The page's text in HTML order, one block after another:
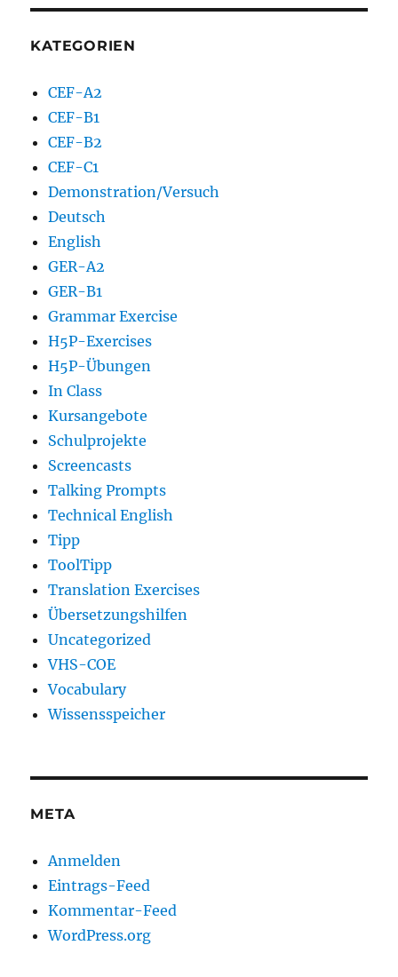
KATEGORIEN
CEF-A2
CEF-B1
CEF-B2
CEF-C1
Demonstration/Versuch
Deutsch
English
GER-A2
GER-B1
Grammar Exercise
H5P-Exercises
H5P-Übungen
In Class
Kursangebote
Schulprojekte
Screencasts
Talking Prompts
Technical English
Tipp
ToolTipp
Translation Exercises
Übersetzungshilfen
Uncategorized
VHS-COE
Vocabulary
Wissensspeicher
META
Anmelden
Eintrags-Feed
Kommentar-Feed
WordPress.org